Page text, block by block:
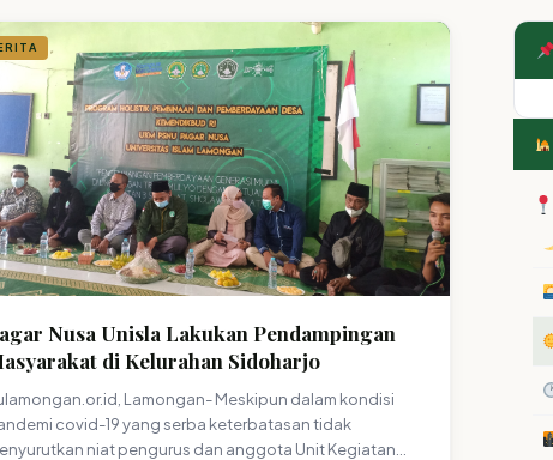
Nusa Unisla Lakukan Pendampingan
di Kelurahan Sidoharjo
Lamongan- Meskipun dalam kondisi
covid-19 yang serba keterbatasan tidak
niat pengurus dan anggota Unit Kegiatan…